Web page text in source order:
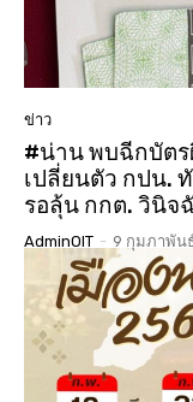
ข่าว
#น่าน พบฉีกบัตร
เปลี่ยนตัว กปน.
รอลุ้น กกต. วินิจ
AdminOIT - 9 กุมภาพัน